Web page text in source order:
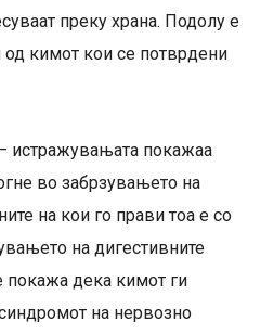
преку храна. Подолу е
од кимот кои се потврдени
истражувањата покажаа
во забрзувањето на
на кои го прави тоа е со
на дигестивните
покажа дека кимот ги
на нервозно